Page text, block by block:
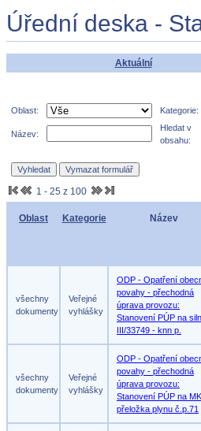
Úřední deska -
Aktuální
Oblast: Kategorie:
Název:
Hledat v
obsahu:
1 - 25 z 100
Oblast Kategorie Název
všechny
dokumenty
Veřejné
vyhlášky
ODP - Opatření
povahy - přechodná
úprava provozu:
Stanovení PÚP na
III/33749 - knn p.
všechny
dokumenty
Veřejné
vyhlášky
ODP - Opatření
povahy - přechodná
úprava provozu:
Stanovení PÚP na
přeložka plynu č.p.71